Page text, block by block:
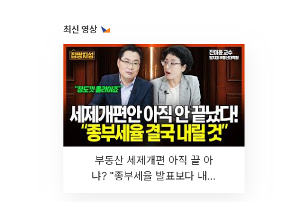
최신 영상
부동산 세제개편 아직 끝 아
냐? "종부세율 발표보다 내릴